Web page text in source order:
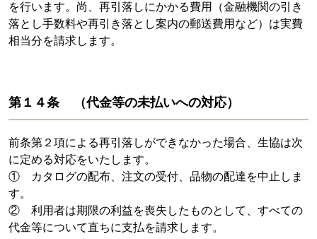
を行います。尚、再引落しにかかる費用（金融機関の引き
落とし手数料や再引き落とし案内の郵送費用など）は実費
相当分を請求します。
第１４条 （代金等の未払いへの対応）
前条第２項による再引落しができなかった場合、生協は次
に定める対応をいたします。
① カタログの配布、注文の受付、品物の配達を中止しま
す。
② 利用者は期限の利益を喪失したものとして、すべての
代金等について直ちに支払を請求します。